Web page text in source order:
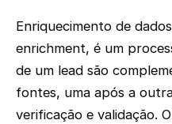
Enriquecimento de
enrichment, é um
de um lead são
fontes, uma após a
verificação e validação.